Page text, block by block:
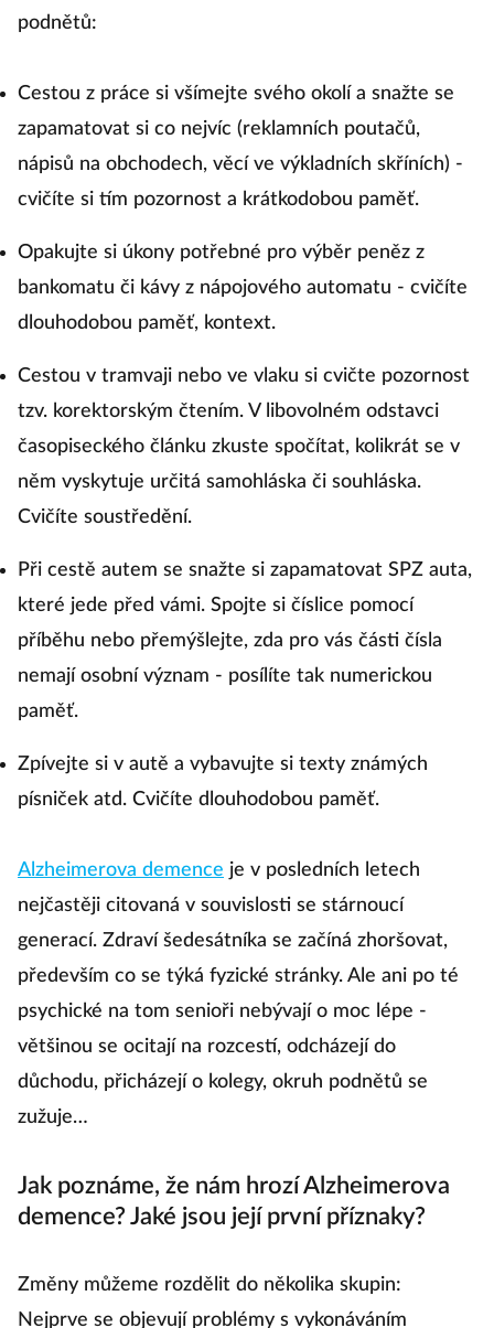
podnětů:
Cestou z práce si všímejte svého okolí a snažte se
zapamatovat si co nejvíc (reklamních poutačů,
nápisů na obchodech, věcí ve výkladních skříních) -
cvičíte si tím pozornost a krátkodobou paměť.
Opakujte si úkony potřebné pro výběr peněz z
bankomatu či kávy z nápojového automatu - cvičíte
dlouhodobou paměť, kontext.
Cestou v tramvaji nebo ve vlaku si cvičte pozornost
tzv. korektorským čtením. V libovolném odstavci
časopiseckého článku zkuste spočítat, kolikrát se v
něm vyskytuje určitá samohláska či souhláska.
Cvičíte soustředění.
Při cestě autem se snažte si zapamatovat SPZ auta,
které jede před vámi. Spojte si číslice pomocí
příběhu nebo přemýšlejte, zda pro vás části čísla
nemají osobní význam - posílíte tak numerickou
paměť.
Zpívejte si v autě a vybavujte si texty známých
písniček atd. Cvičíte dlouhodobou paměť.
Alzheimerova demence je v posledních letech
nejčastěji citovaná v souvislosti se stárnoucí
generací. Zdraví šedesátníka se začíná zhoršovat,
především co se týká fyzické stránky. Ale ani po té
psychické na tom senioři nebývají o moc lépe -
většinou se ocitají na rozcestí, odcházejí do
důchodu, přicházejí o kolegy, okruh podnětů se
zužuje…
Jak poznáme, že nám hrozí Alzheimerova
demence? Jaké jsou její první příznaky?
Změny můžeme rozdělit do několika skupin:
Nejprve se objevují problémy s vykonáváním